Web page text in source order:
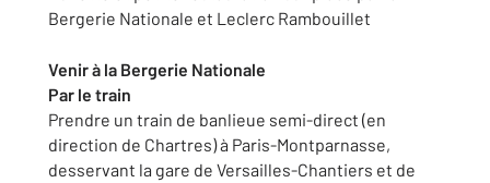
Bergerie Nationale et Leclerc Rambouillet
Venir à la Bergerie Nationale
Par le train
Prendre un train de banlieue semi-direct (en
direction de Chartres) à Paris-Montparnasse,
desservant la gare de Versailles-Chantiers et de